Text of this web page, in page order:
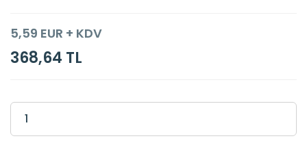
5,59 EUR + KDV
368,64 TL